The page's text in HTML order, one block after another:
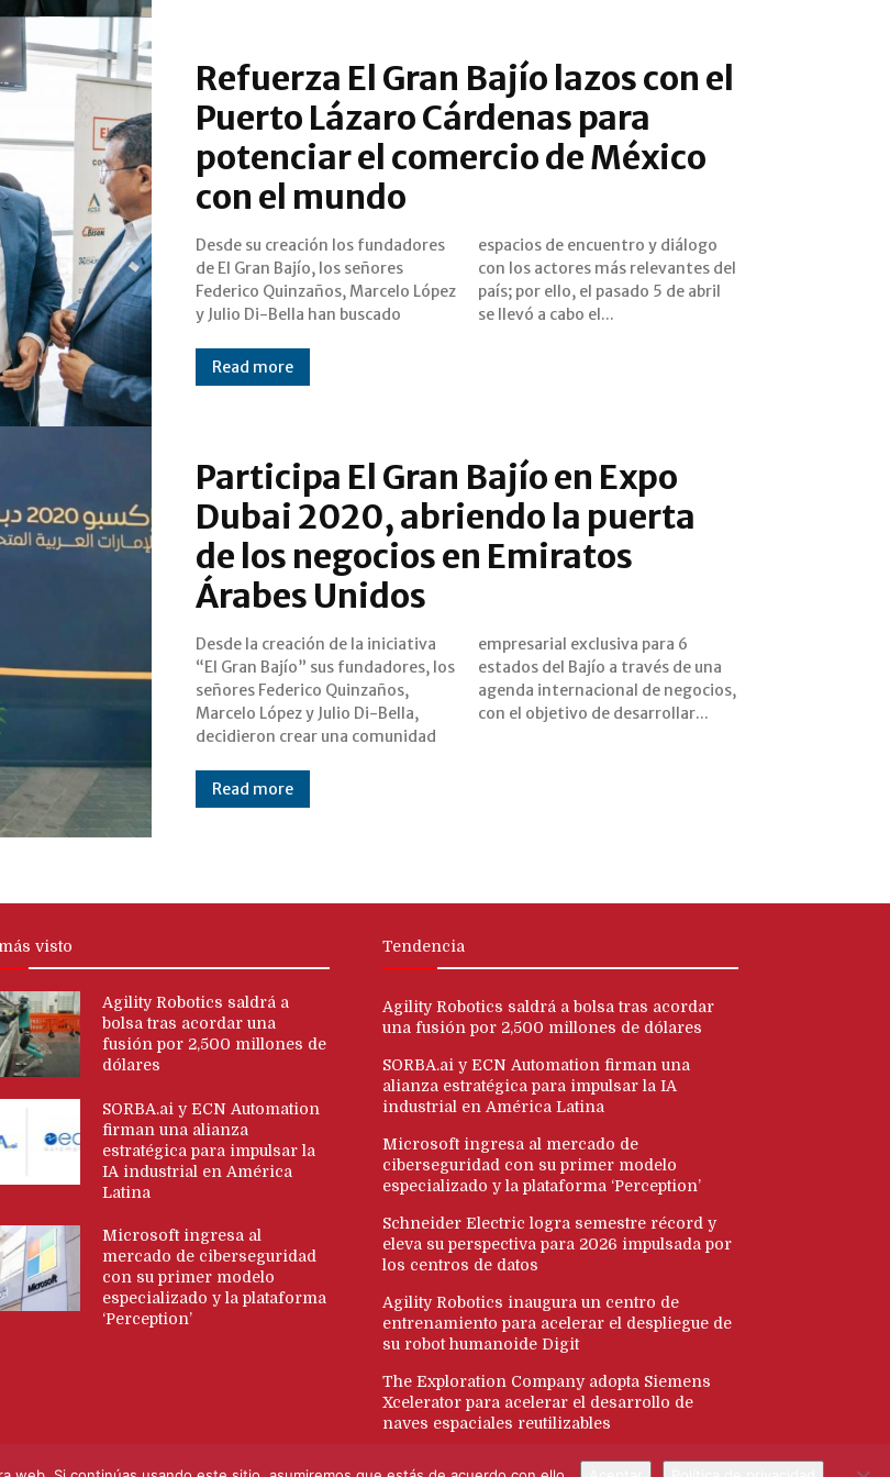
Refuerza El Gran Bajío lazos con el
Puerto Lázaro Cárdenas para
potenciar el comercio de México
con el mundo
Desde su creación los fundadores
de El Gran Bajío, los señores
Federico Quinzaños, Marcelo López
y Julio Di-Bella han buscado
espacios de encuentro y diálogo
con los actores más relevantes del
país; por ello, el pasado 5 de abril
se llevó a cabo el...
Read more
Participa El Gran Bajío en Expo
Dubai 2020, abriendo la puerta
de los negocios en Emiratos
Árabes Unidos
Desde la creación de la iniciativa
“El Gran Bajío” sus fundadores, los
señores Federico Quinzaños,
Marcelo López y Julio Di-Bella,
decidieron crear una comunidad
empresarial exclusiva para 6
estados del Bajío a través de una
agenda internacional de negocios,
con el objetivo de desarrollar...
Read more
visto
Agility Robotics saldrá a
bolsa tras acordar una
fusión por 2,500 millones de
dólares
SORBA.ai y ECN Automation
firman una alianza
estratégica para impulsar la
IA industrial en América
Latina
Microsoft ingresa al
mercado de ciberseguridad
con su primer modelo
especializado y la plataforma
‘Perception’
Tendencia
Agility Robotics saldrá a bolsa tras acordar
una fusión por 2,500 millones de dólares
SORBA.ai y ECN Automation firman una
alianza estratégica para impulsar la IA
industrial en América Latina
Microsoft ingresa al mercado de
ciberseguridad con su primer modelo
especializado y la plataforma ‘Perception’
Schneider Electric logra semestre récord y
eleva su perspectiva para 2026 impulsada por
los centros de datos
Agility Robotics inaugura un centro de
entrenamiento para acelerar el despliegue de
su robot humanoide Digit
The Exploration Company adopta Siemens
Xcelerator para acelerar el desarrollo de
naves espaciales reutilizables